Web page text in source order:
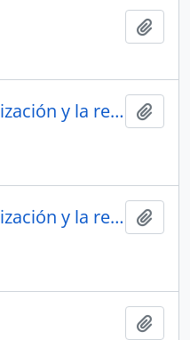
"A cuatro años de la desnacionalización: El gremialismo telefónico frente a la privatización y la reconversión tecnológica"1995/01/23
"A cuatro años de la desnacionalización: El gremialismo telefónico frente a la privatización y la reconversión tecnológica"1995/01/23